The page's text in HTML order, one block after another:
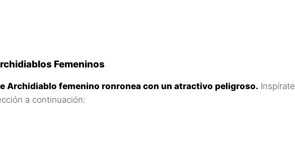
Femeninos
Archidiablo femenino ronronea con un atractivo peligroso. Inspírate
a continuación: